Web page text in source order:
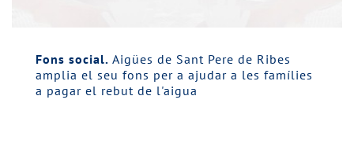
Fons social. Aigües de Sant Pere de Ribes
amplia el seu fons per a ajudar a les famílies
a pagar el rebut de l'aigua